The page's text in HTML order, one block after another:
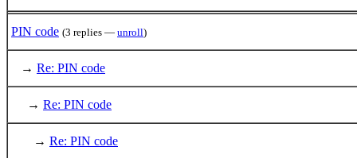
PIN code (3 replies — unroll)
→ Re: PIN code
→ Re: PIN code
→ Re: PIN code